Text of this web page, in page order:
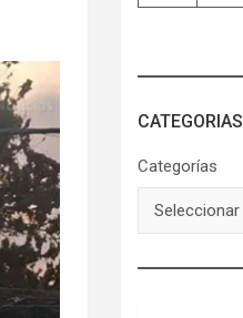
CATEGORIAS
Categorías